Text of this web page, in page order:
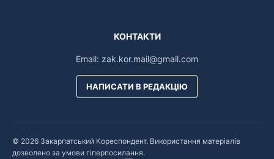
КОНТАКТИ
Email: zak.kor.mail@gmail.com
НАПИСАТИ В РЕДАКЦІЮ
© 2026 Закарпатський Кореспондент. Використання матеріалів
дозволено за умови гіперпосилання.